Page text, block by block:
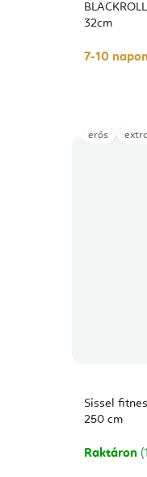
32cm
7-10
Sissel
250 cm
Raktáron
erős